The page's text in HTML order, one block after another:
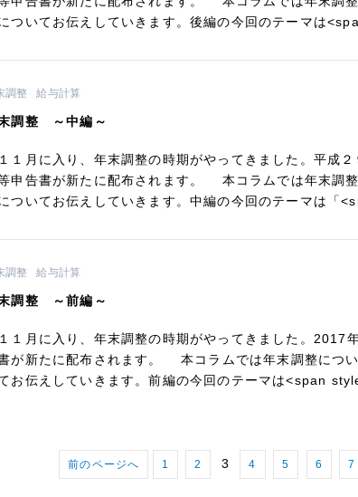
ついてお伝えしていきます。後編の今回のテーマは
調整 給与計算
調整 ～中編～
１月に入り、年末調整の時期がやってきました。平成
申告書が新たに配布されます。 本コラムでは年末調
ついてお伝えしていきます。中編の今回のテーマは「
調整 給与計算
調整 ～前編～
１月に入り、年末調整の時期がやってきました。2017
が新たに配布されます。 本コラムでは年末調整につ
お伝えしていきます。前編の今回のテーマは<span
前のページへ 1 2 3 4 5 6 7